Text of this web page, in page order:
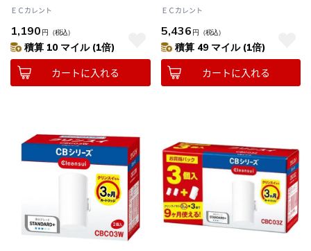
ＥＣカレント
1,190 円 （税込）
積算 10 マイル (1倍)
カートに入れる
ＥＣカレント
5,436 円 （税込）
積算 49 マイル (1倍)
カートに入れる